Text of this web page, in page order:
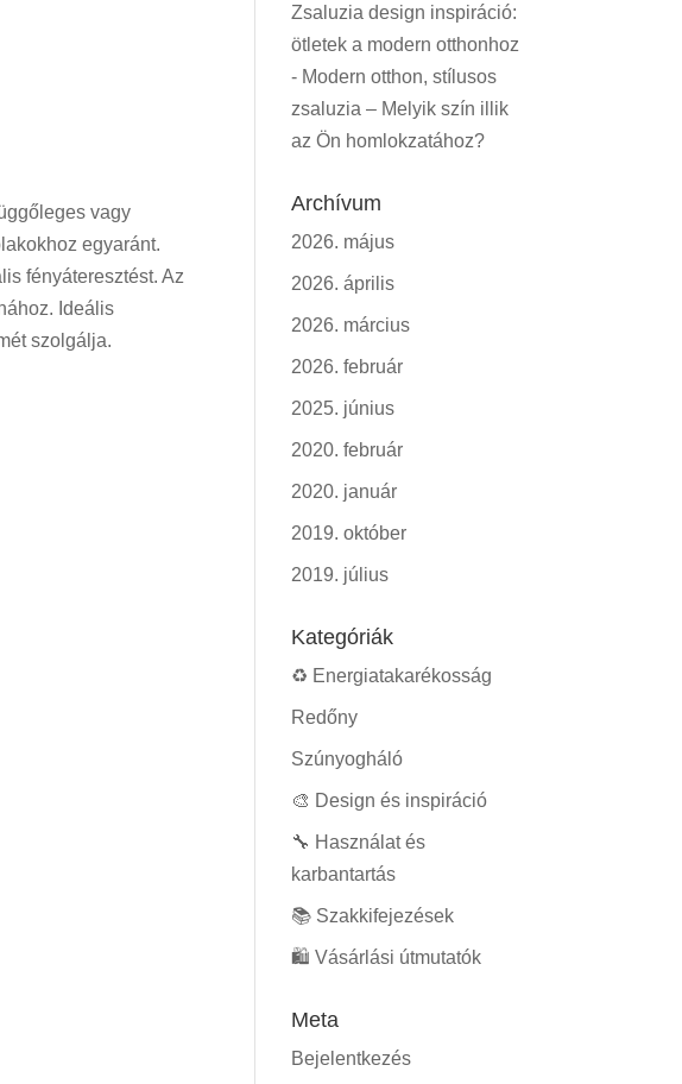
vagy
egyaránt.
fényáteresztést. Az
Ideális
szolgálja.
Zsaluzia design inspiráció:
ötletek a modern otthonhoz
- Modern otthon, stílusos
zsaluzia – Melyik szín illik
az Ön homlokzatához?
Archívum
2026. május
2026. április
2026. március
2026. február
2025. június
2020. február
2020. január
2019. október
2019. július
Kategóriák
♻️ Energiatakarékosság
Redőny
Szúnyogháló
🎨 Design és inspiráció
🔧 Használat és
karbantartás
📚 Szakkifejezések
🛍️ Vásárlási útmutatók
Meta
Bejelentkezés